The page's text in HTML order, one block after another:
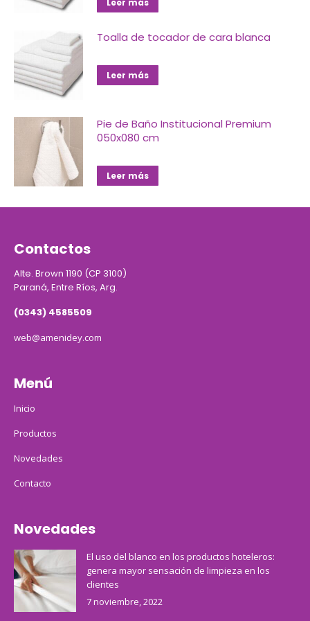
Leer más
Toalla de tocador de cara blanca
Leer más
Pie de Baño Institucional Premium
050x080 cm
Leer más
Contactos
Alte. Brown 1190 (CP 3100)
Paraná, Entre Ríos, Arg.
(0343) 4585509
web@amenidey.com
Menú
Inicio
Productos
Novedades
Contacto
Novedades
El uso del blanco en los productos hoteleros:
genera mayor sensación de limpieza en los
clientes
7 noviembre, 2022